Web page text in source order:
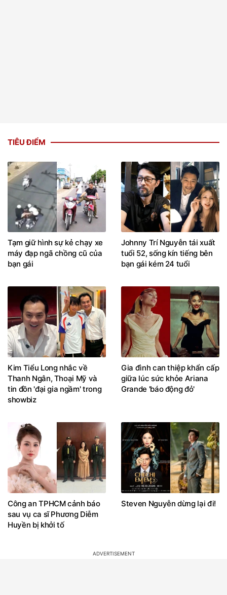
TIÊU ĐIỂM
Tạm giữ hình sự kẻ chạy xe
máy đạp ngã chồng cũ của
bạn gái
Johnny Trí Nguyễn tái xuất
tuổi 52, sống kín tiếng bên
bạn gái kém 24 tuổi
Kim Tiểu Long nhắc về
Thanh Ngân, Thoại Mỹ và
tin đồn 'đại gia ngầm' trong
showbiz
Gia đình can thiệp khẩn cấp
giữa lúc sức khỏe Ariana
Grande 'báo động đỏ'
Công an TPHCM cảnh báo
sau vụ ca sĩ Phương Diễm
Huyền bị khởi tố
Steven Nguyễn dừng lại đi!